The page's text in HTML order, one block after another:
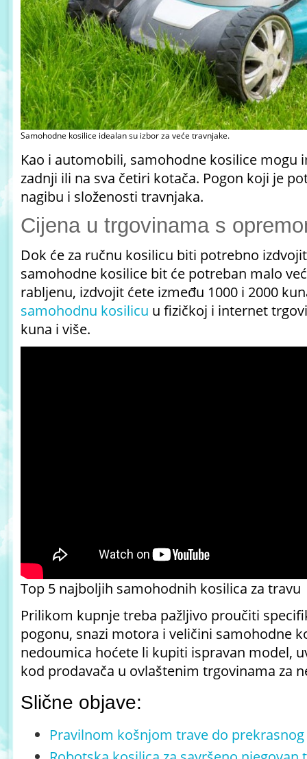
Samohodne kosilice idealan su izbor za veće travnjake.
Kao i automobili, samohodne kosilice mogu
zadnji ili na sva četiri kotača. Pogon koji je
nagibu i složenosti travnjaka.
Cijena u trgovinama s
Dok će za ručnu kosilicu biti potrebno
samohodne kosilice bit će potreban malo
rabljenu, izdvojit ćete između 1000 i 2000
samohodnu kosilicu u fizičkoj i internet
kuna i više.
Top 5 najboljih samohodnih kosilica za travu
Prilikom kupnje treba pažljivo proučiti
pogonu, snazi motora i veličini samohodne
nedoumica hoćete li kupiti ispravan model,
kod prodavača u ovlaštenim trgovinama za
Slične objave:
Pravilnom košnjom trave do